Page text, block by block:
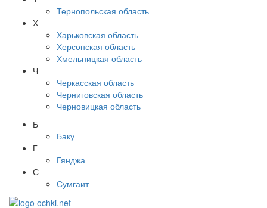
Тернопольская область
Х
Харьковская область
Херсонская область
Хмельницкая область
Ч
Черкасская область
Черниговская область
Черновицкая область
Б
Баку
Г
Гянджа
С
Сумгаит